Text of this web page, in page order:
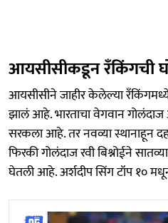
आयसीसीकडून रँकिंगची
आयसीसीने जाहीर केलेल्या
झालं आहे. भारताचा वेगवान गोलंदाज
सरकला आहे. तर नवव्या स्थानाहून
फिरकी गोलंदाज रवी बिश्नोईने
घेतली आहे. अर्शदीप सिंग टॉप १०